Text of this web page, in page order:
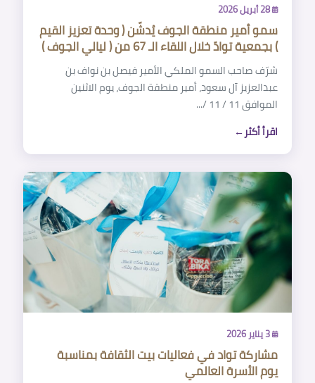
28 أبريل 2026
سمو أمير منطقة الجوف يُدشّن ( وحدة تعزيز القيم
) بجمعية توادّ خلال اللقاء الـ 67 من ( ليالي الجوف )
شرّف صاحب السمو الملكي الأمير فيصل بن نواف بن
عبدالعزيز آل سعود، أمير منطقة الجوف، يوم الاثنين
الموافق 11 / 11 /...
اقرأ أكثر
3 يناير 2026
مشاركة تواد في فعاليات بيت الثقافة بمناسبة
‎يوم الأسرة العالمي